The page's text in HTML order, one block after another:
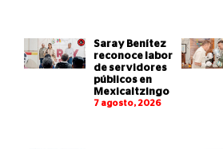
Saray Benítez
reconoce labor
de servidores
públicos en
Mexicaltzingo
7 agosto, 2026